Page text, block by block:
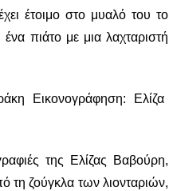
έτοιμο στο μυαλό του το
πιάτο με μια λαχταριστή
της Ελίζας Βαβούρη,
τη ζούγκλα των λιονταριών,